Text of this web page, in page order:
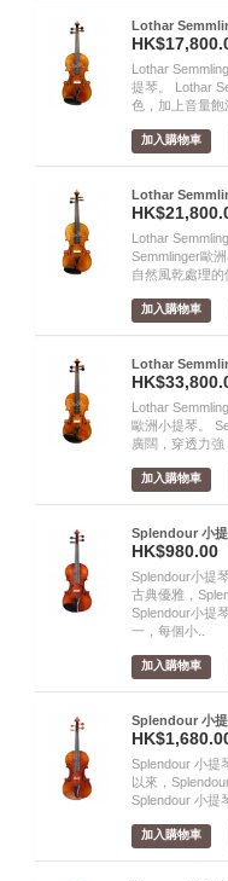
Lothar
Lothar
提琴。 Lothar
色，加上音量飽
加入購物車
Lothar
Lothar
Semmlinger歐
自然風乾處理
加入購物車
Lothar
Lothar
歐洲小提琴。
廣闊，穿透力
加入購物車
Splendour 小
HK$980.00
Splendour小提
古典優雅，
Splendour小提
一，每個小..
加入購物車
Splendour 小
Splendour 小提
以來，
Splendour 小提
加入購物車